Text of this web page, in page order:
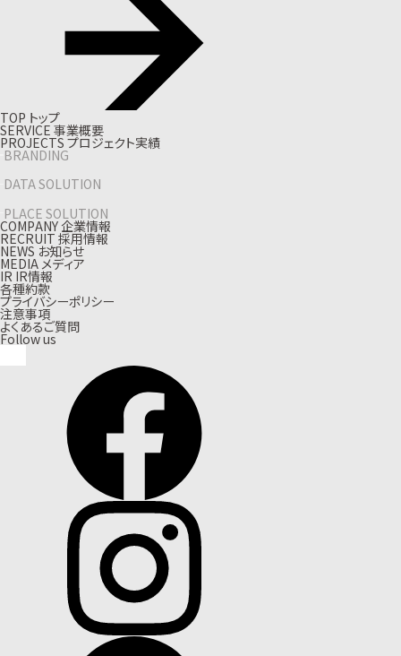
TOP トップ
SERVICE 事業概要
PROJECTS プロジェクト実績
BRANDING
DATA SOLUTION
PLACE SOLUTION
COMPANY企業情報
RECRUIT 採用情報
NEWS お知らせ
MEDIA メディア
IR IR情報
各種約款
プライバシーポリシー
注意事項
よくあるご質問
Follow us